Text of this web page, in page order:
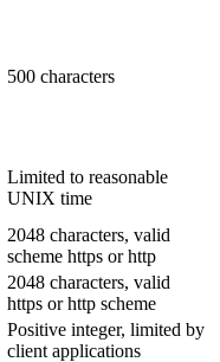
500 characters
Limited to reasonable
UNIX time
2048 characters, valid
scheme https or http
2048 characters, valid
https or http scheme
Positive integer, limited by
client applications